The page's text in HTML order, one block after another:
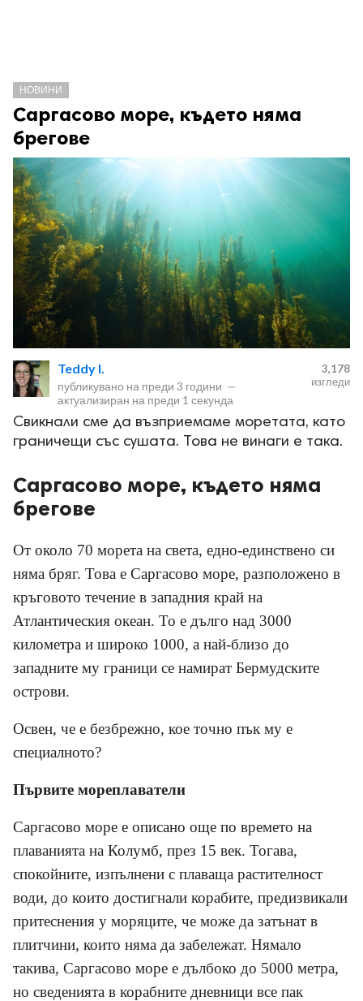
НОВИНИ
Саргасово море, където няма
брегове
Teddy I.
публикувано на преди 3 години —
актуализиран на преди 1 секунда
3,178
изгледи
Свикнали сме да възприемаме моретата, като
граничещи със сушата. Това не винаги е така.
Саргасово море, където няма
брегове
От около 70 морета на света, едно-единствено си
няма бряг. Това е Саргасово море, разположено в
кръговото течение в западния край на
Атлантическия океан. То е дълго над 3000
километра и широко 1000, а най-близо до
западните му граници се намират Бермудските
острови.
Освен, че е безбрежно, кое точно пък му е
специалното?
Първите мореплаватели
Саргасово море е описано още по времето на
плаванията на Колумб, през 15 век. Тогава,
спокойните, изпълнени с плаваща растителност
води, до които достигнали корабите, предизвикали
притеснения у моряците, че може да затънат в
плитчини, които няма да забележат. Нямало
такива, Саргасово море е дълбоко до 5000 метра,
но сведенията в корабните дневници все пак